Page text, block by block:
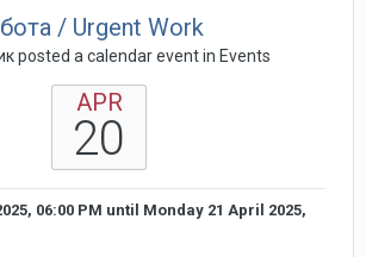
/ Urgent Work
posted a calendar event in Events
APR
20
06:00 PM until Monday 21 April 2025,